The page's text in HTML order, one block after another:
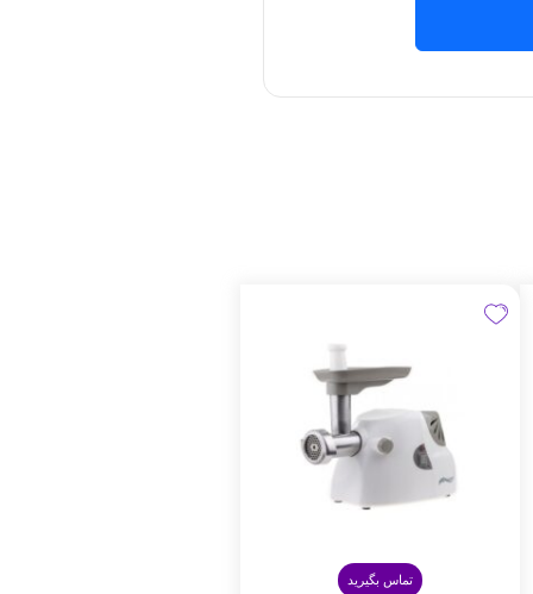
تماس بگیرید